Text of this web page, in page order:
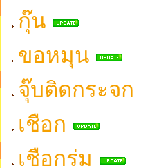
กุ๊น
ขอหมุน
จุ๊บติดกระจก
เชือก
เชือกร่ม